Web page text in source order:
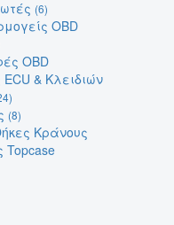
(6)
OBD
OBD
& Κλειδιών
(8)
Κράνους
Topcase